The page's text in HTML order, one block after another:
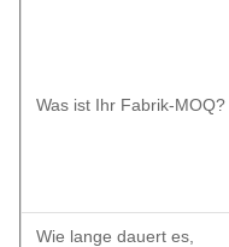
Was ist Ihr Fabrik-MOQ?
Wie lange dauert es,